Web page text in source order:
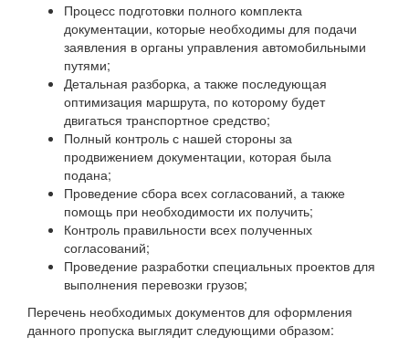
Процесс подготовки полного комплекта
документации, которые необходимы для подачи
заявления в органы управления автомобильными
путями;
Детальная разборка, а также последующая
оптимизация маршрута, по которому будет
двигаться транспортное средство;
Полный контроль с нашей стороны за
продвижением документации, которая была
подана;
Проведение сбора всех согласований, а также
помощь при необходимости их получить;
Контроль правильности всех полученных
согласований;
Проведение разработки специальных проектов для
выполнения перевозки грузов;
Перечень необходимых документов для оформления
данного пропуска выглядит следующими образом: